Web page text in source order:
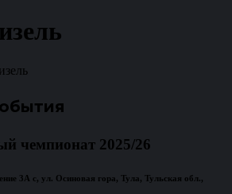
чемпионат 2025/26
3А с, ул. Осиновая гора, Тула, Тульская обл.,